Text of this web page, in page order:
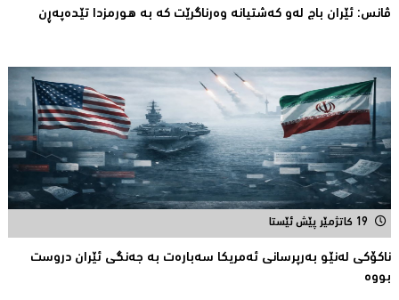
ڤانس: ئێران باج له‌و كه‌شتیانه‌ وه‌رناگرێت كه‌ به‌ هورمزدا تێده‌په‌ڕن
19 کاتژمێر پێش ئێستا
ناكۆكی لەنێو بەرپرسانى ئەمریكا سەبارەت بە جەنگی ئێران دروست
بووە